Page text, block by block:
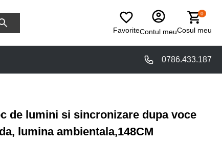
FavoriteContul meu
0
Cosul meu
0786.433.187
de lumini si sincronizare dupa voce
lumina ambientala,148CM